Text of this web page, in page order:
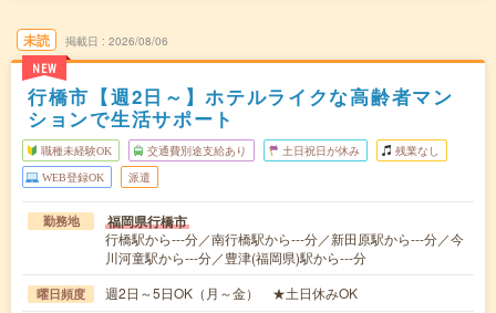
未読
NEW
掲載日 2026/08/06
行橋市【週2日～】ホテルライクな高齢者マン
ションで生活サポート
職種未経験OK 交通費別途支給あり 土日祝日が休み 残業なし
WEB登録OK 派遣
勤務地 福岡県行橋市
行橋駅から---分／南行橋駅から---分／新田原駅から---分／今
川河童駅から---分／豊津(福岡県)駅から---分
曜日頻度 週2日～5日OK（月～金） ★土日休みOK